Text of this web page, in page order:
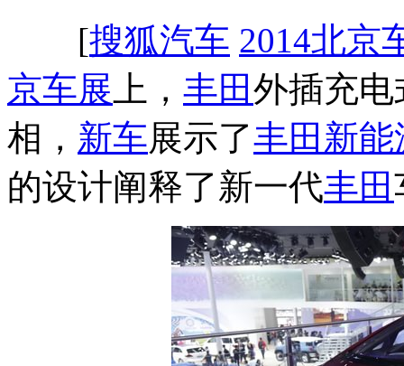
[搜狐汽车 2014北京
京车展 上， 丰田 外插充电
相， 新车展示了丰田 新能
的设计阐释了新一代丰田